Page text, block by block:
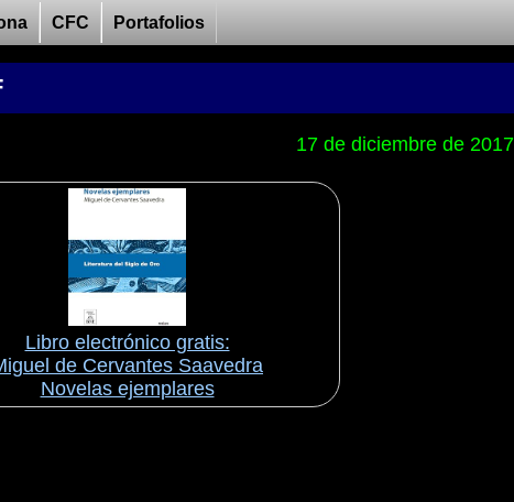
CFC Portafolios
17 de diciembre de 2017
Libro electrónico gratis:
de Cervantes Saavedra
Novelas ejemplares